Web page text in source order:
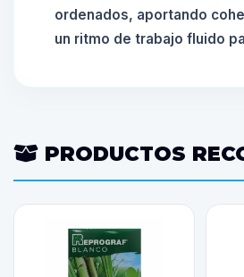
ordenados, aportando
un ritmo de trabajo fluido
PRODUCTOS